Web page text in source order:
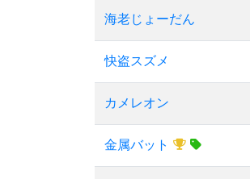
海老じょーだん
快盗スズメ
カメレオン
金属バット